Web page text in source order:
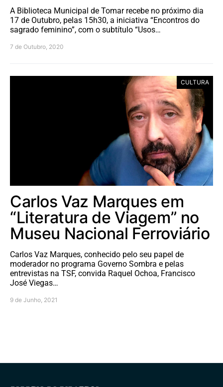
A Biblioteca Municipal de Tomar recebe no próximo dia
17 de Outubro, pelas 15h30, a iniciativa “Encontros do
sagrado feminino”, com o subtítulo “Usos…
7 de Outubro, 2020
CULTURA
Carlos Vaz Marques em
“Literatura de Viagem” no
Museu Nacional Ferroviário
Carlos Vaz Marques, conhecido pelo seu papel de
moderador no programa Governo Sombra e pelas
entrevistas na TSF, convida Raquel Ochoa, Francisco
José Viegas…
9 de Junho, 2021